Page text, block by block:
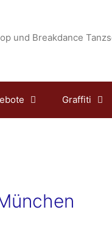
und Breakdance
Graffiti